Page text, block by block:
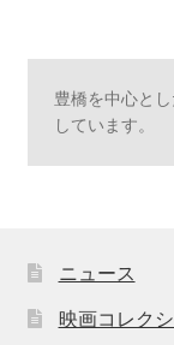
豊橋を中心と
しています。
ニュース
映画コレク